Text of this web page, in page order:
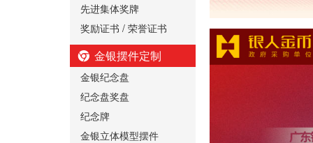
先进集体奖牌
奖励证书 / 荣誉证书
金银摆件定制
金银纪念盘
纪念盘奖盘
纪念牌
金银立体模型摆件